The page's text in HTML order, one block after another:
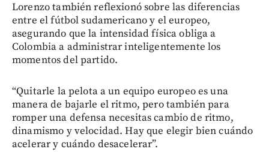
Lorenzo también reflexionó sobre las diferencias
entre el fútbol sudamericano y el europeo,
asegurando que la intensidad física obliga a
Colombia a administrar inteligentemente los
momentos del partido.
“Quitarle la pelota a un equipo europeo es una
manera de bajarle el ritmo, pero también para
romper una defensa necesitas cambio de ritmo,
dinamismo y velocidad. Hay que elegir bien cuándo
acelerar y cuándo desacelerar”.